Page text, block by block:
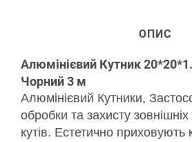
ОПИС
Алюмінієвий Кутник
Чорний 3 м
Алюмінієвий Кутники,
обробки та захисту зовнішніх
кутів. Естетично приховують